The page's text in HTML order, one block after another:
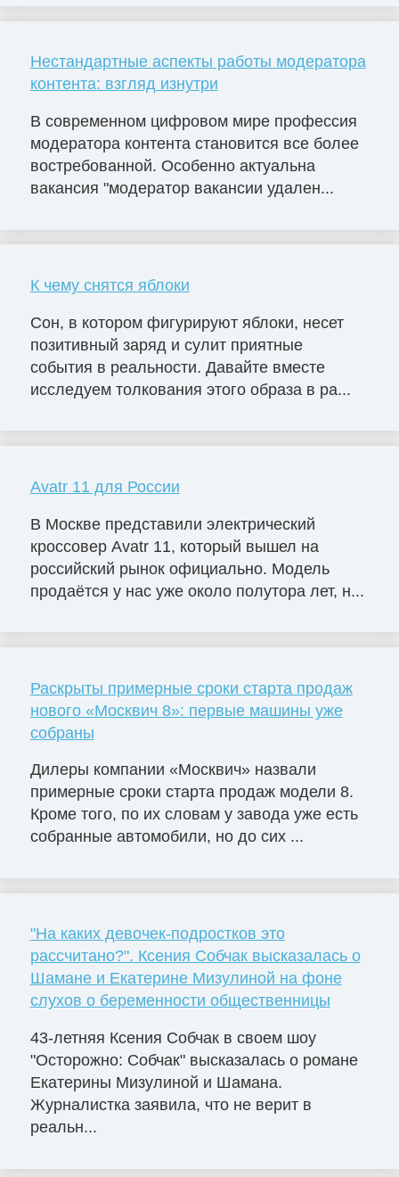
Нестандартные аспекты работы модератора
контента: взгляд изнутри
В современном цифровом мире профессия
модератора контента становится все более
востребованной. Особенно актуальна
вакансия "модератор вакансии удален...
К чему снятся яблоки
Сон, в котором фигурируют яблоки, несет
позитивный заряд и сулит приятные
события в реальности. Давайте вместе
исследуем толкования этого образа в ра...
Avatr 11 для России
В Москве представили электрический
кроссовер Avatr 11, который вышел на
российский рынок официально. Модель
продаётся у нас уже около полутора лет, н...
Раскрыты примерные сроки старта продаж
нового «Москвич 8»: первые машины уже
собраны
Дилеры компании «Москвич» назвали
примерные сроки старта продаж модели 8.
Кроме того, по их словам у завода уже есть
собранные автомобили, но до сих ...
"На каких девочек-подростков это
рассчитано?". Ксения Собчак высказалась о
Шамане и Екатерине Мизулиной на фоне
слухов о беременности общественницы
43-летняя Ксения Собчак в своем шоу
"Осторожно: Собчак" высказалась о романе
Екатерины Мизулиной и Шамана.
Журналистка заявила, что не верит в
реальн...